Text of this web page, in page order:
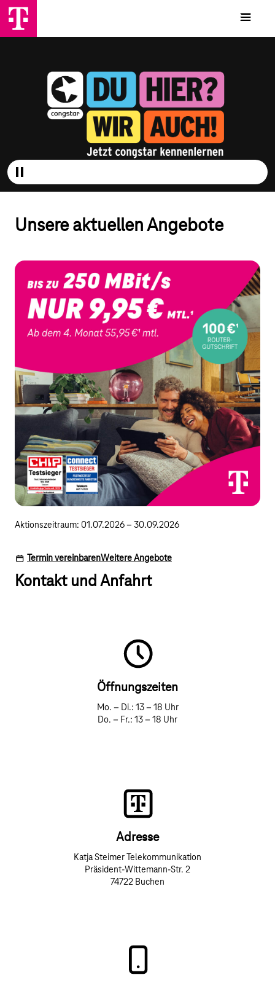
Unsere aktuellen Angebote
Aktionszeitraum: 01.07.2026 – 30.09.2026
Termin vereinbarenWeitere Angebote
Kontakt und Anfahrt
Öffnungszeiten
Mo. – Di.: 13 – 18 Uhr
Do. – Fr.: 13 – 18 Uhr
Adresse
Katja Steimer Telekommunikation
Präsident-Wittemann-Str. 2
74722 Buchen